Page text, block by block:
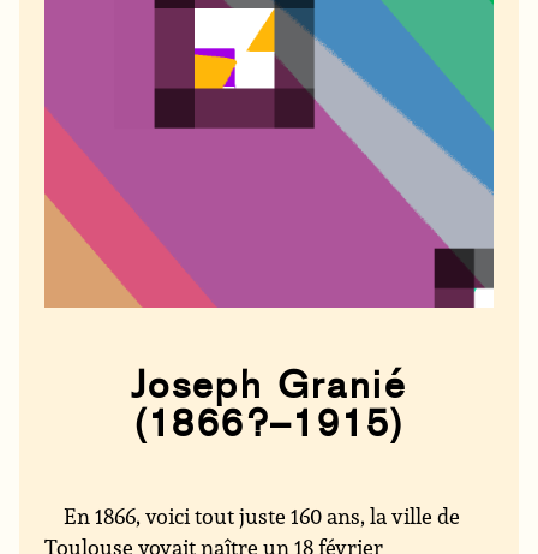
Joseph Granié
(1866?–1915)
En 1866, voici tout juste 160 ans, la ville de
Toulouse voyait naître un 18 février